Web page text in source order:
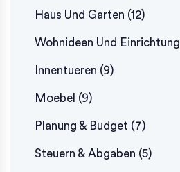
Haus Und Garten (12)
Wohnideen Und Einrichtung
Innentueren (9)
Moebel (9)
Planung & Budget (7)
Steuern & Abgaben (5)